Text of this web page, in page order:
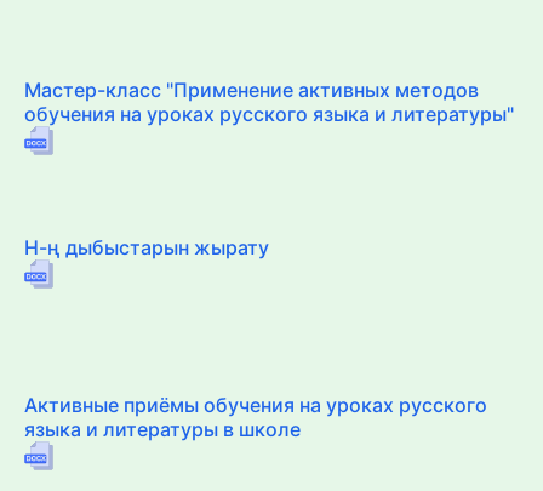
Мастер-класс "Применение активных методов
обучения на уроках русского языка и литературы"
Н-ң дыбыстарын жырату
Активные приёмы обучения на уроках русского
языка и литературы в школе